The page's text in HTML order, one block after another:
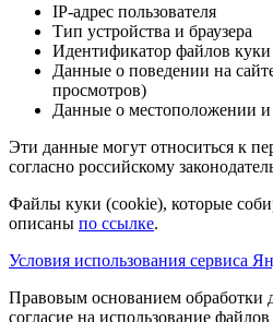
IP-адрес пользователя
Тип устройства и браузера
Идентификатор файлов
Данные о поведении на
просмотров)
Данные о местоположении и
Эти данные могут относиться к
согласно российскому
Файлы куки (cookie), которые
описаны по ссылке.
Условия использования сервиса
Правовым основанием обработки
согласие на использование